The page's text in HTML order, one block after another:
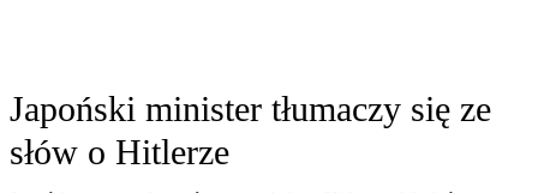
Japoński minister tłumaczy się ze
słów o Hitlerze